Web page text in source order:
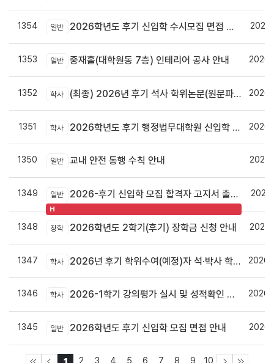
1354 일반 2026학년도 후기 신입학 수시모집 면접 안내
1353 일반 중재홀(대학원동 7층) 인테리어 공사 안내
1352 학사 (최종) 2026년 후기 석사 학위논문(원문파일 및 인쇄본) 제출 안내
1351 학사 2026학년도 후기 행정법무대학원 신입학 수시모집 안내
1350 일반 교내 안전 통행 수칙 안내
1349 일반 2026-후기 신입학 모집 합격자 고지서 출력 및 등록안내
H
1348 장학 2026학년도 2학기(후기) 장학금 신청 안내
1347 학사 2026년 후기 학위수여(예정)자 석·박사 학위논문 원문파일 및 인쇄본 제출 안내
1346 학사 2026-1학기 강의평가 실시 및 성적확인 기간 안내
1345 일반 2026학년도 후기 신입학 모집 면접 안내
2 3 4 5 6 7 8 9 10